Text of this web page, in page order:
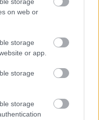
on web or
storage
or app.
storage
storage